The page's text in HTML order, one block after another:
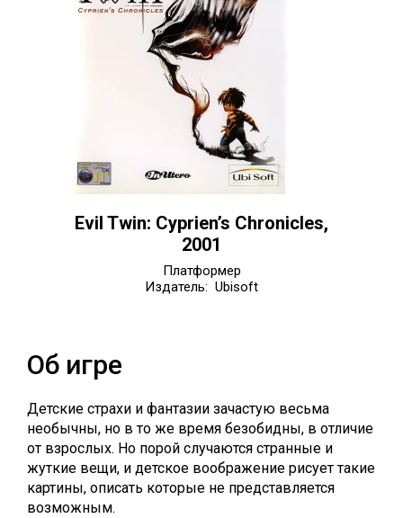
Evil Twin: Cyprien’s Chronicles,
2001
Платформер
Издатель: Ubisoft
Об игре
Детские страхи и фантазии зачастую весьма
необычны, но в то же время безобидны, в отличие
от взрослых. Но порой случаются странные и
жуткие вещи, и детское воображение рисует такие
картины, описать которые не представляется
возможным.